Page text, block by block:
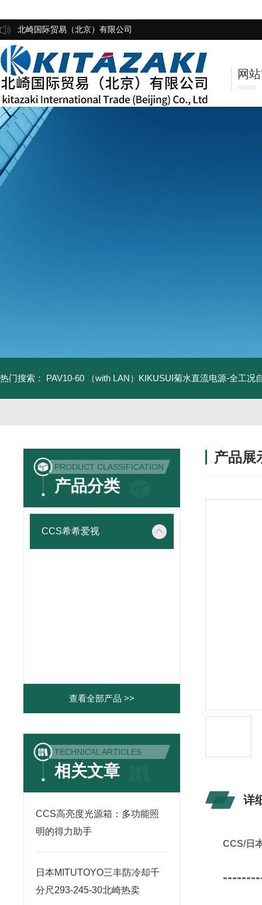
北崎国际贸易（北京）有限公司
网
Home
热门搜索： PAV10-60 （with LAN）KIKUSUI菊水直流电源-全工况
PRODUCT CLASSIFICATION
产品分类
CCS希希爱视
查看全部产品 >>
TECHNICAL ARTICLES
相关文章
CCS高亮度光源箱：多功能照
明的得力助手
日本MITUTOYO三丰防冷却千
分尺293-245-30北崎热卖
产品展
详
CCS/日